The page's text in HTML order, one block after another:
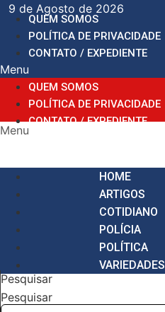
para
conteúdo
9 de Agosto de 2026
QUEM SOMOS
POLÍTICA DE PRIVACIDADE
CONTATO / EXPEDIENTE
Menu
QUEM SOMOS
POLÍTICA DE PRIVACIDADE
CONTATO / EXPEDIENTE
Menu
HOME
ARTIGOS
COTIDIANO
POLÍCIA
POLÍTICA
VARIEDADES
Pesquisar
Pesquisar